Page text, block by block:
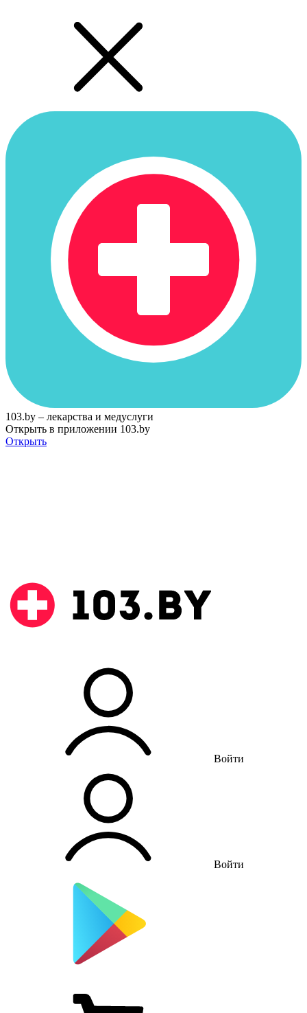
103.by – лекарства и медуслуги
Открыть в приложении 103.by
Открыть
Войти
Войти